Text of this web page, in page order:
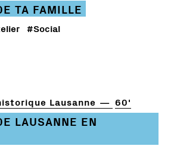
TA FAMILLE
#Social
Lausanne 60'
LAUSANNE EN